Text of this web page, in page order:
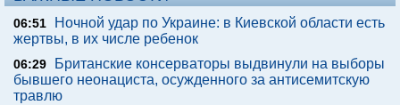
06:51
Ночной удар по Украине: в Киевской области есть
жертвы, в их числе ребенок
06:29
Британские консерваторы выдвинули на выборы
бывшего неонациста, осужденного за антисемитскую
травлю